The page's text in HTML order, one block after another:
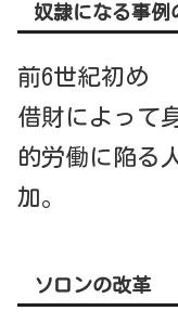
奴隷になる事例
前6世紀初め
借財によって
的労働に陥る
加。
ソロンの改革